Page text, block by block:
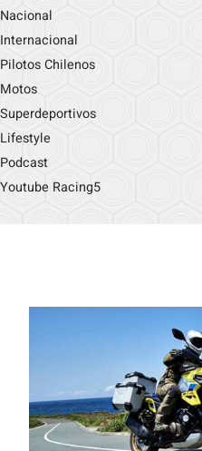
Nacional
Internacional
Pilotos Chilenos
Motos
Superdeportivos
Lifestyle
Podcast
Youtube Racing5